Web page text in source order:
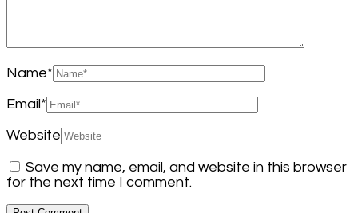
Name*
Email *
Website
Save my name, email, and website in this browser
for the next time I comment.